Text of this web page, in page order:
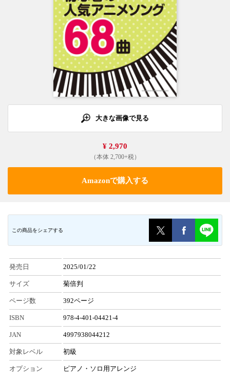
大きな画像で見る
¥ 2,970
（本体 2,700+税）
Amazonで購入する
この商品をシェアする
発売日 2025/01/22
サイズ 菊倍判
ページ数 392ページ
ISBN 978-4-401-04421-4
JAN 4997938044212
対象レベル 初級
オプション ピアノ・ソロ用アレンジ